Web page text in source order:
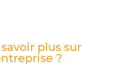
savoir plus sur
?